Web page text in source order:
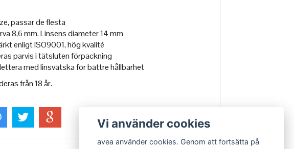
passar de flesta
8,6 mm. Linsens diameter 14 mm
enligt ISO9001, hög kvalité
parvis i tätsluten förpackning
med linsvätska för bättre hållbarhet
från 18 år.
Vi använder cookies
avea använder cookies. Genom att fortsätta på